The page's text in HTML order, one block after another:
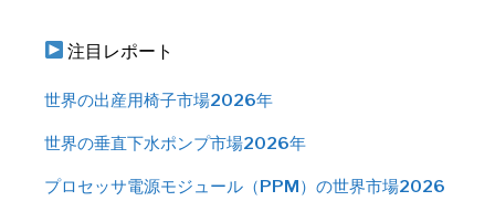
注目レポート
世界の出産用椅子市場2026年
世界の垂直下水ポンプ市場2026年
プロセッサ電源モジュール（PPM）の世界市場2026